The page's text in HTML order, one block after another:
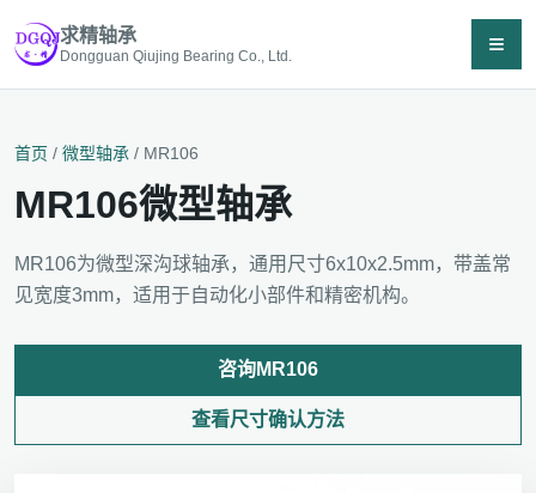
求精轴承
Dongguan Qiujing Bearing Co., Ltd. ≡
首页 / 微型轴承 / MR106
MR106微型轴承
MR106为微型深沟球轴承，通用尺寸6x10x2.5mm，带盖常
见宽度3mm，适用于自动化小部件和精密机构。
咨询MR106
查看尺寸确认方法